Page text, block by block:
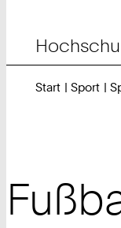
Start Sport